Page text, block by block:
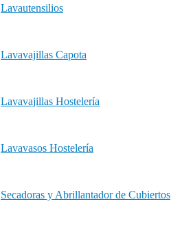
Lavautensilios
Lavavajillas Capota
Lavavajillas Hostelería
Lavavasos Hostelería
Secadoras y Abrillantador de Cubiertos